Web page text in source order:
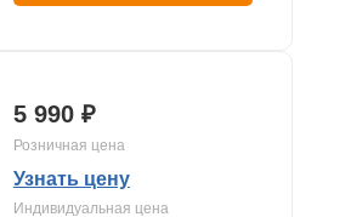
5 990 ₽
Розничная цена
Узнать цену
Индивидуальная цена